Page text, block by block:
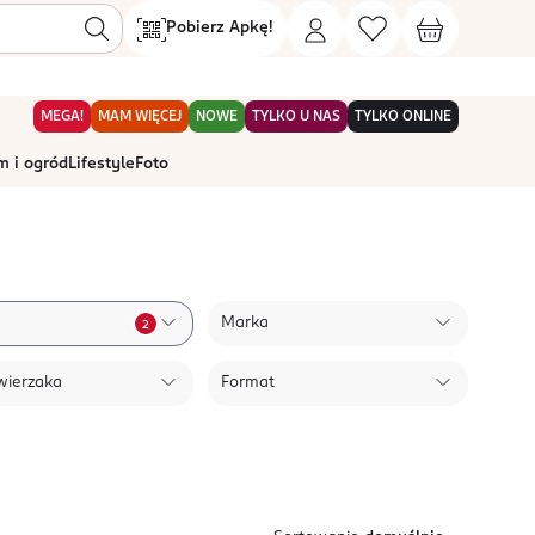
Pobierz Apkę!
MEGA! MAM WIĘCEJ NOWE TYLKO U NAS TYLKO ONLINE
i ogród Lifestyle Foto
2 Marka
Format